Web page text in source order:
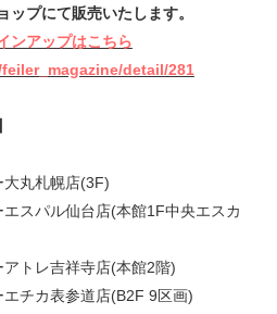
プにて販売いたします。
ンアップはこちら
detail/281
丸札幌店(3F)
スパル仙台店(本館1F中央エスカ
トレ吉祥寺店(本館2階)
チカ表参道店(B2F 9区画)